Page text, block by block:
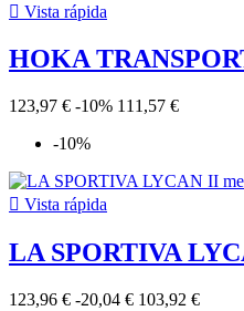
 Vista rápida
HOKA
123,97 € -10% 111,57 €
-10%
 Vista rápida
LA SPORTIVA
123,96 € -20,04 € 103,92 €